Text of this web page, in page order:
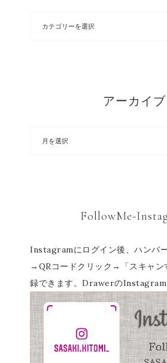
アーカイブ
FollowMe-
Instagramにログイン後、ハンバ
→QRコードクリック→「スキャン
録できます。DrawerのInstagram